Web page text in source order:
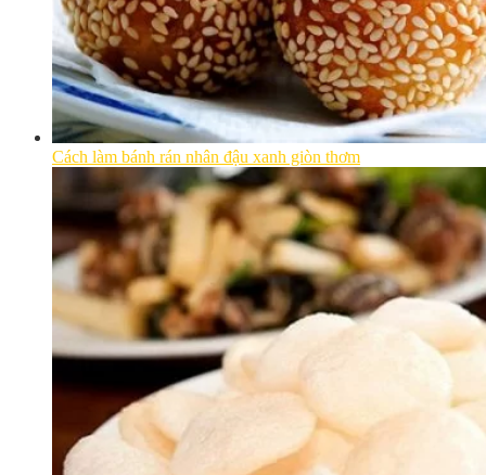
Cách làm bánh rán nhân đậu xanh giòn thơm